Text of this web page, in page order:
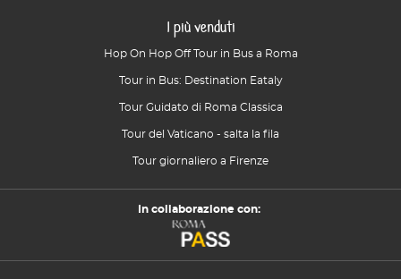
I più venduti
Hop On Hop Off Tour in Bus a Roma
Tour in Bus: Destination Eataly
Tour Guidato di Roma Classica
Tour del Vaticano - salta la fila
Tour giornaliero a Firenze
In collaborazione con: